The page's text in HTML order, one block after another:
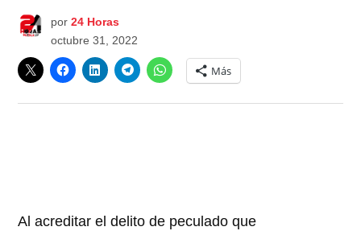
por 24 Horas
octubre 31, 2022
Más
Al acreditar el delito de peculado que